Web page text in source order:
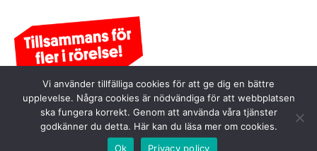
Vi använder tillfälliga cookies för att ge dig en bättre
upplevelse. Några cookies är nödvändiga för att webbplatsen
ska fungera korrekt. Genom att använda våra tjänster
godkänner du detta. Här kan du läsa mer om cookies.
Ok
Privacy policy